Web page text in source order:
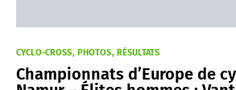
CYCLO-CROSS PHOTOS RÉSULTATS
Championnats d’Europe de